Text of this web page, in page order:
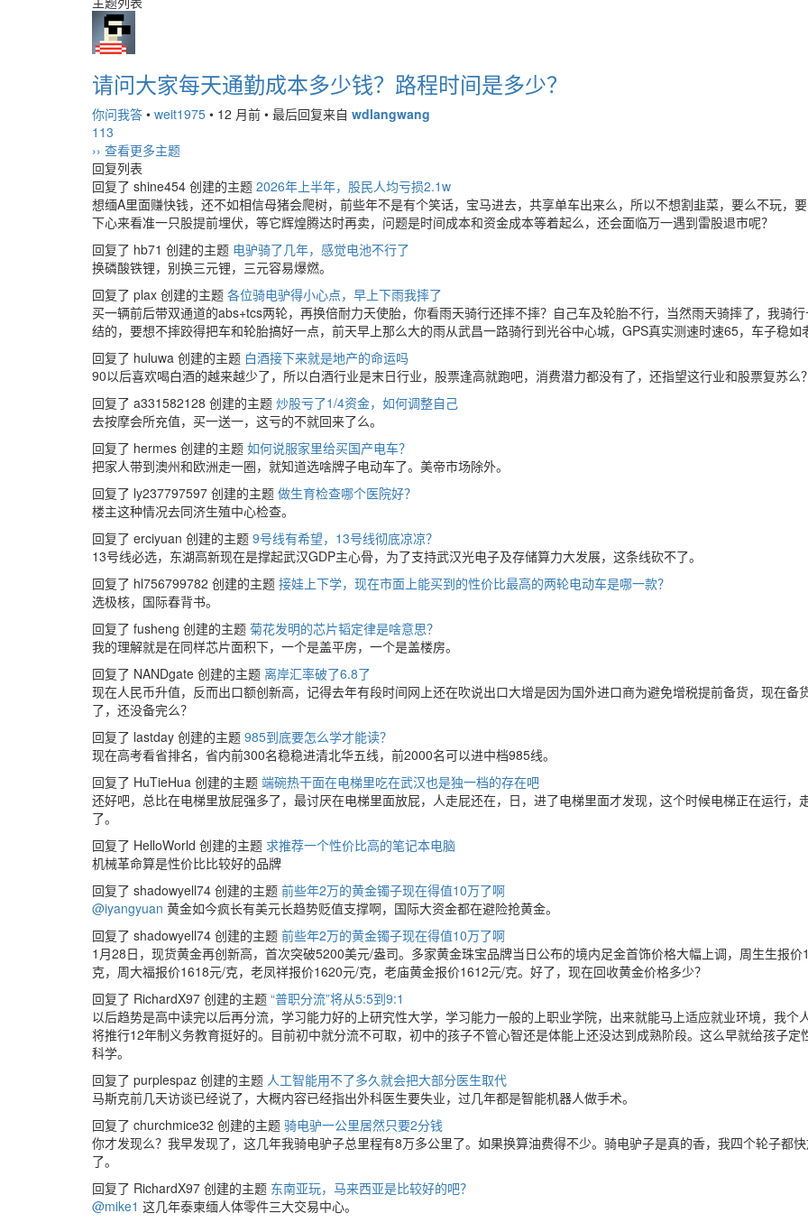
请问大家每天通勤成本多少钱？路程时间是多少？
你问我答 • weit1975 • 12 月前 • 最后回复来自 wdlangwang
113
›› 查看更多主题
回复列表
回复了 shine454 创建的主题 2026年上半年，股民人均亏损2.1w
想缅A里面赚快钱，还不如相信母猪会爬树，前些年不是有个笑话，宝马进去，共享单车出来么，所以不想割韭菜，要么不玩，
下心来看准一只股提前埋伏，等它辉煌腾达时再卖，问题是时间成本和资金成本等着起么，还会面临万一遇到雷股退市呢？
回复了 hb71 创建的主题 电驴骑了几年，感觉电池不行了
换磷酸铁锂，别换三元锂，三元容易爆燃。
回复了 plax 创建的主题 各位骑电驴得小心点，早上下雨我摔了
买一辆前后带双通道的abs+tcs两轮，再换倍耐力天使胎，你看雨天骑行还摔不摔？自己车及轮胎不行，当然雨天骑摔了，我骑
结的，要想不摔跤得把车和轮胎搞好一点，前天早上那么大的雨从武昌一路骑行到光谷中心城，GPS真实测速时速65，车子稳如
回复了 huluwa 创建的主题 白酒接下来就是地产的命运吗
90以后喜欢喝白酒的越来越少了，所以白酒行业是末日行业，股票逢高就跑吧，消费潜力都没有了，还指望这行业和股票复苏么？
回复了 a331582128 创建的主题 炒股亏了1/4资金，如何调整自己
去按摩会所充值，买一送一，这亏的不就回来了么。
回复了 hermes 创建的主题 如何说服家里给买国产电车？
把家人带到澳州和欧洲走一圈，就知道选啥牌子电动车了。美帝市场除外。
回复了 ly237797597 创建的主题 做生育检查哪个医院好？
楼主这种情况去同济生殖中心检查。
回复了 erciyuan 创建的主题 9号线有希望，13号线彻底凉凉？
13号线必选，东湖高新现在是撑起武汉GDP主心骨，为了支持武汉光电子及存储算力大发展，这条线砍不了。
回复了 hl756799782 创建的主题 接娃上下学，现在市面上能买到的性价比最高的两轮电动车是哪一款？
选极核，国际春背书。
回复了 fusheng 创建的主题 菊花发明的芯片韬定律是啥意思？
我的理解就是在同样芯片面积下，一个是盖平房，一个是盖楼房。
回复了 NANDgate 创建的主题 离岸汇率破了6.8了
现在人民币升值，反而出口额创新高，记得去年有段时间网上还在吹说出口大增是因为国外进口商为避免增税提前备货，现在备
了，还没备完么？
回复了 lastday 创建的主题 985到底要怎么学才能读？
现在高考看省排名，省内前300名稳稳进清北华五线，前2000名可以进中档985线。
回复了 HuTieHua 创建的主题 端碗热干面在电梯里吃在武汉也是独一档的存在吧
还好吧，总比在电梯里放屁强多了，最讨厌在电梯里面放屁，人走屁还在，日，进了电梯里面才发现，这个时候电梯正在运行，
了。
回复了 HelloWorld 创建的主题 求推荐一个性价比高的笔记本电脑
机械革命算是性价比比较好的品牌
回复了 shadowyell74 创建的主题 前些年2万的黄金镯子现在得值10万了啊
@iyangyuan 黄金如今疯长有美元长趋势贬值支撑啊，国际大资金都在避险抢黄金。
回复了 shadowyell74 创建的主题 前些年2万的黄金镯子现在得值10万了啊
1月28日，现货黄金再创新高，首次突破5200美元/盎司。多家黄金珠宝品牌当日公布的境内足金首饰价格大幅上调，周生生报价
克，周大福报价1618元/克，老凤祥报价1620元/克，老庙黄金报价1612元/克。好了，现在回收黄金价格多少？
回复了 RichardX97 创建的主题 “普职分流”将从5:5到9:1
以后趋势是高中读完以后再分流，学习能力好的上研究性大学，学习能力一般的上职业学院，出来就能马上适应就业环境，我个
将推行12年制义务教育挺好的。目前初中就分流不可取，初中的孩子不管心智还是体能上还没达到成熟阶段。这么早就给孩子定
科学。
回复了 purplespaz 创建的主题 人工智能用不了多久就会把大部分医生取代
马斯克前几天访谈已经说了，大概内容已经指出外科医生要失业，过几年都是智能机器人做手术。
回复了 churchmice32 创建的主题 骑电驴一公里居然只要2分钱
你才发现么？我早发现了，这几年我骑电驴子总里程有8万多公里了。如果换算油费得不少。骑电驴子是真的香，我四个轮子都
了。
回复了 RichardX97 创建的主题 东南亚玩，马来西亚是比较好的吧？
@mike1 这几年泰柬缅人体零件三大交易中心。